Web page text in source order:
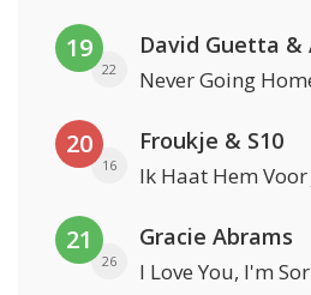
19
22 Never Going
20
16
Froukje & S10
Ik Haat Hem Voor
21
26
Gracie Abrams
I Love You, I'm